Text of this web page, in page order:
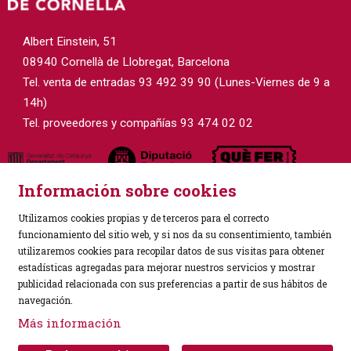
Albert Einstein, 51
08940 Cornellà de Llobregat, Barcelona
Tel. venta de entradas 93 492 39 90 (Lunes-Viernes de 9 a
14h)
Tel. proveedores y compañías 93 474 02 02
Sitemap | Aviso Legal | Política de Privacidad
|
Uso de Cookies
Información sobre cookies
Utilizamos cookies propias y de terceros para el correcto
funcionamiento del sitio web, y si nos da su consentimiento, también
utilizaremos cookies para recopilar datos de sus visitas para obtener
estadísticas agregadas para mejorar nuestros servicios y mostrar
publicidad relacionada con sus preferencias a partir de sus hábitos de
navegación.
Más información